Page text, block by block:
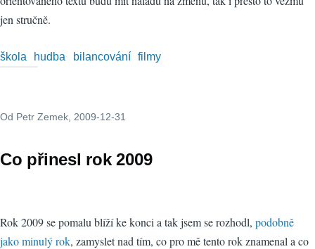
jen stručně.
škola hudba bilancování filmy
Od Petr Zemek , 2009-12-31
Co přinesl rok 2009
Rok 2009 se pomalu blíží ke konci a tak jsem se rozhodl, podobně
jako minulý rok, zamyslet nad tím, co pro mě tento rok znamenal a co